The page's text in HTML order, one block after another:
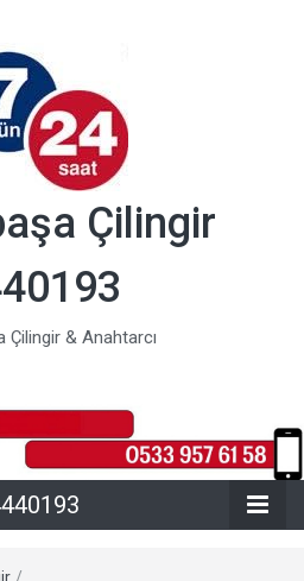
Çilingir
Çilingir & Anahtarcı
/